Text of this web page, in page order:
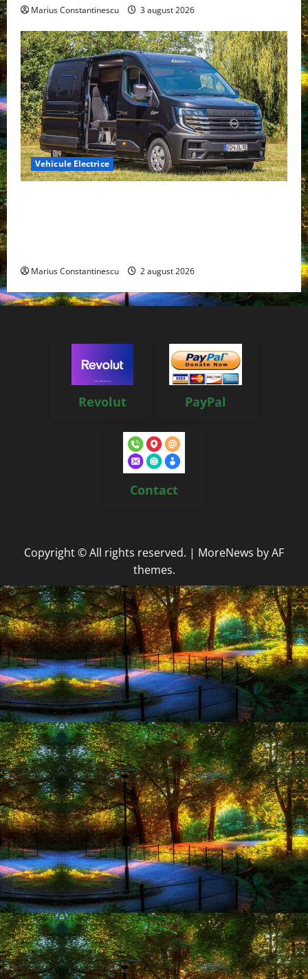
Marius Constantinescu 3 august 2026
Vehicule Electrice
Marius Constantinescu 2 august 2026
Revolut PayPal
Contact
Copyright © All rights reserved. | MoreNews by AF
themes.